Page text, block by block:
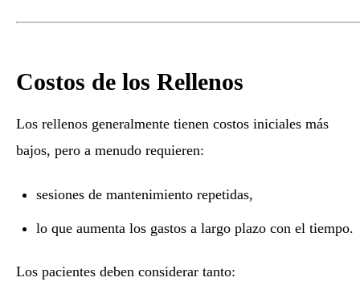
Costos de los Rellenos
Los rellenos generalmente tienen costos iniciales más
bajos, pero a menudo requieren:
sesiones de mantenimiento repetidas,
lo que aumenta los gastos a largo plazo con el tiempo.
Los pacientes deben considerar tanto: